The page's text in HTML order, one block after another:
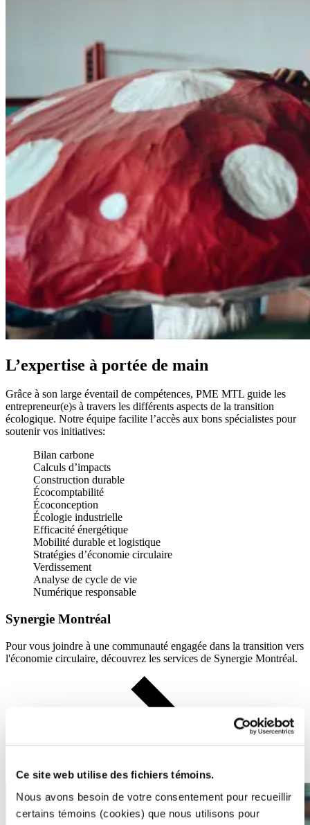
Ce site web utilise des fichiers témoins.
Nous avons besoin de votre consentement pour recueillir
certains témoins (cookies) que nous utilisons pour
L’expertise à portée de main
Grâce à son large éventail de compétences, PME MTL guide les
entrepreneur(e)s à travers les différents aspects de la transition
écologique. Notre équipe facilite l’accès aux bons spécialistes pour
soutenir vos initiatives:
Bilan carbone
Calculs d’impacts
Construction durable
Écocomptabilité
Écoconception
Écologie industrielle
Efficacité énergétique
Mobilité durable et logistique
Stratégies d’économie circulaire
Verdissement
Analyse de cycle de vie
Numérique responsable
Synergie Montréal
Pour vous joindre à une communauté engagée dans la transition vers
l'économie circulaire, découvrez les services de Synergie Montréal.